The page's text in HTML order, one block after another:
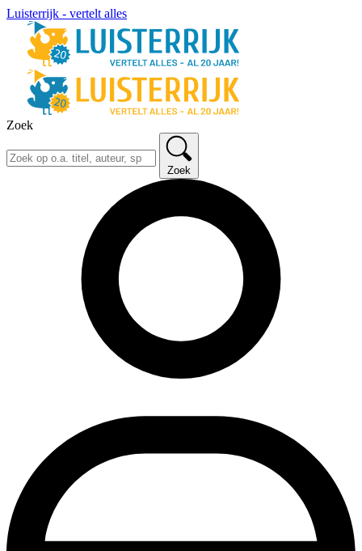
Luisterrijk - vertelt alles
Zoek
Zoek